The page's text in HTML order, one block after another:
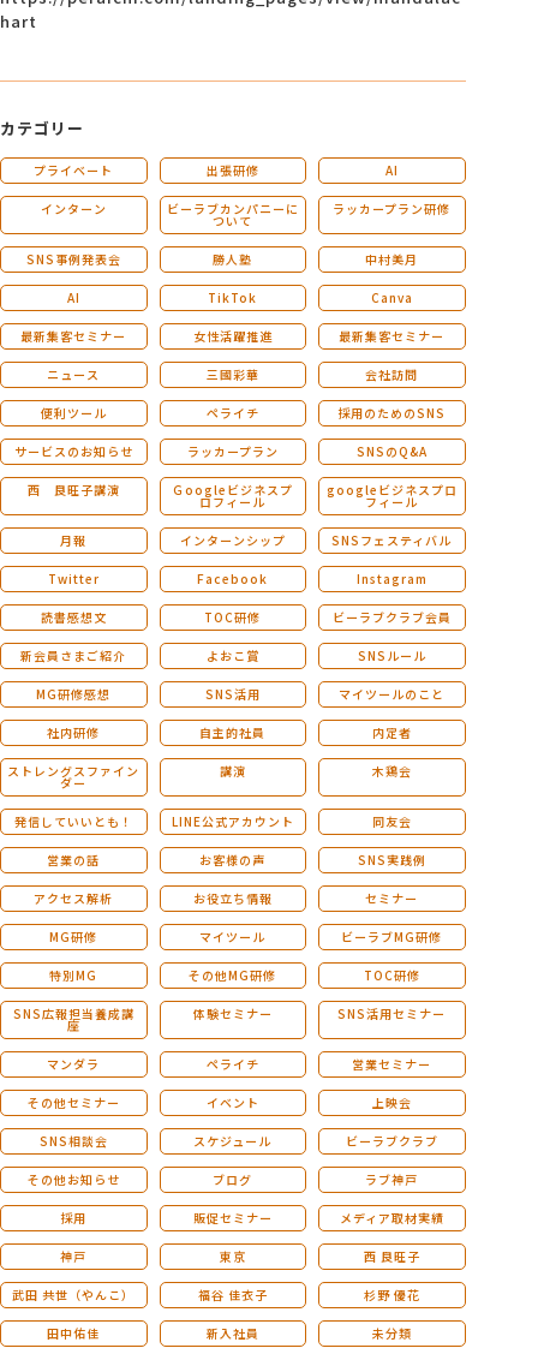
hart
カテゴリー
プライベート 出張研修 AI
インターン ビーラブカンパニーに
ついて
ラッカープラン研修
SNS事例発表会 勝人塾 中村美月
AI TikTok Canva
最新集客セミナー 女性活躍推進 最新集客セミナー
ニュース 三國彩華 会社訪問
便利ツール ペライチ 採用のためのSNS
サービスのお知らせ ラッカープラン SNSのQ&A
西 良旺子講演 Ｇoogleビジネスプ
ロフィール
googleビジネスプロ
フィール
月報 インターンシップ SNSフェスティバル
Twitter Facebook Instagram
読書感想文 TOC研修 ビーラブクラブ会員
新会員さまご紹介 よおこ賞 SNSルール
MG研修感想 SNS活用 マイツールのこと
社内研修 自主的社員 内定者
ストレングスファイン
ダー
講演 木鶏会
発信していいとも！ LINE公式アカウント 同友会
営業の話 お客様の声 SNS実践例
アクセス解析 お役立ち情報 セミナー
MG研修 マイツール ビーラブMG研修
特別MG その他MG研修 TOC研修
SNS広報担当養成講
座
体験セミナー SNS活用セミナー
マンダラ ペライチ 営業セミナー
その他セミナー イベント 上映会
SNS相談会 スケジュール ビーラブクラブ
その他お知らせ ブログ ラブ神戸
採用 販促セミナー メディア取材実績
神戸 東京 西 良旺子
武田 共世（やんこ） 福谷 佳衣子 杉野 優花
田中佑佳 新入社員 未分類